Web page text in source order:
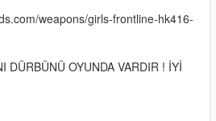
weapons/girls-frontline-hk416-
DÜRBÜNÜ OYUNDA VARDIR ! İYİ